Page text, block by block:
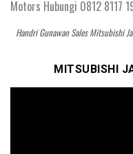
Handri Gunawan Sales Mitsubishi
MITSUBISHI